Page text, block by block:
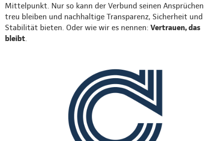
Mittelpunkt. Nur so kann der Verbund seinen Ansprüchen
treu bleiben und nachhaltige Transparenz, Sicherheit und
Stabilität bieten. Oder wie wir es nennen: Vertrauen, das
bleibt